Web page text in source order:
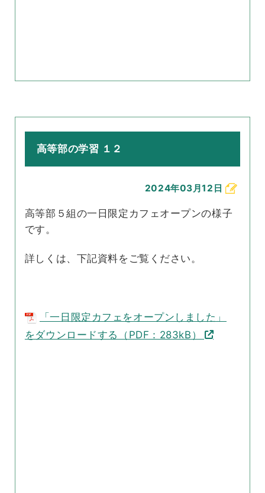
高等部の学習 １２
2024年03月12日
高等部５組の一日限定カフェオープンの様子
です。
詳しくは、下記資料をご覧ください。
「一日限定カフェをオープンしました」
をダウンロードする（PDF：283kB）